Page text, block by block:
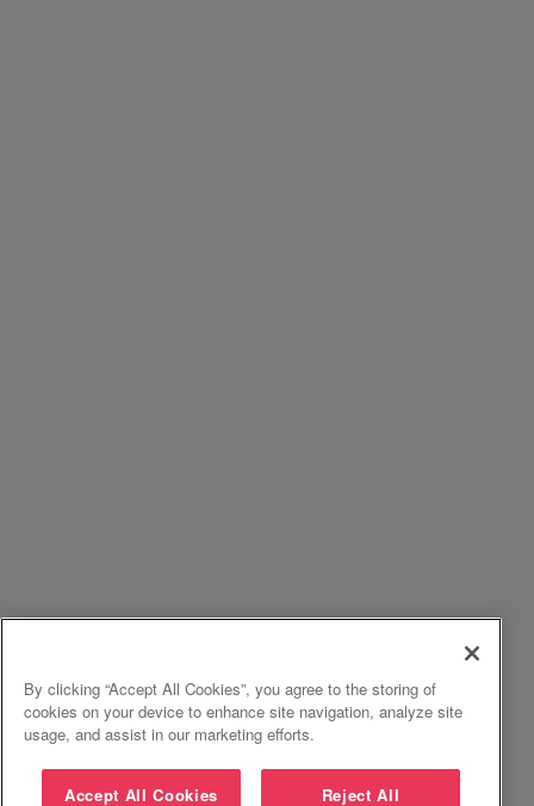
By clicking “Accept All Cookies”, you agree to the storing of
cookies on your device to enhance site navigation, analyze site
usage, and assist in our marketing efforts.
Accept All Cookies Reject All